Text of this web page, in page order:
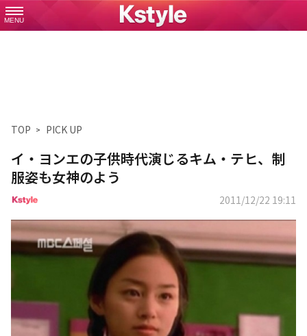
MENU
TOP PICK UP
イ・ヨンエの子供時代演じるキム・テヒ、制
服姿も女神のよう
2011/12/22 19:11